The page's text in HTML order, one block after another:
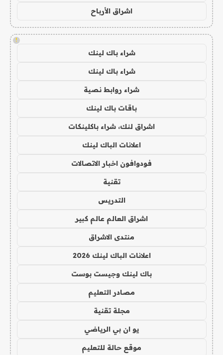
اشراق الأرباح
!
شراء باك لينك
شراء باك لينك
شراء روابط نصية
باقات باك لينك
اشراق لنك، شراء باكلينكات
اعلانات الباك لينك
فودوافون اخبار الاتصالات
تقنية
التدريس
اشراق العالم عالم كبير
منتدى الاشراق
اعلانات الباك لينك 2026
باك لينك وجيست بوست
مصادر التعليم
مجلة تقنية
يو ان بي الرياضي
موقع حالة للتعليم